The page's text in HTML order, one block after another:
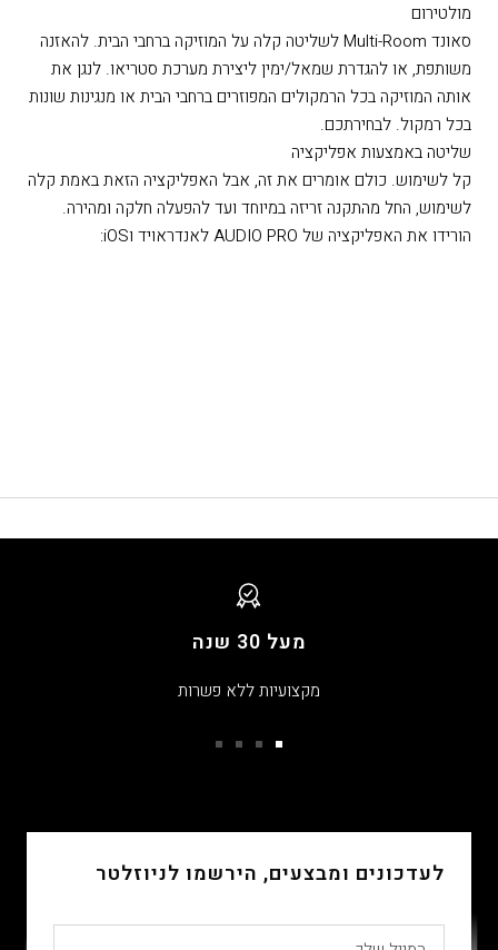
להעדפות ולחדר שלכם.
ה-A28 מוכן להתקנה על הקיר (המעמדים נמכרים בנפרד) אולם ימצא
את מקומו גם על מדף.
מולטירום
סאונד Multi-Room לשליטה קלה על המוזיקה ברחבי הבית. להאזנה
משותפת, או להגדרת שמאל/ימין ליצירת מערכת סטריאו. לנגן את
אותה המוזיקה בכל הרמקולים המפוזרים ברחבי הבית או מנגינות שונות
בכל רמקול. לבחירתכם.
שליטה באמצעות אפליקציה
מעל 30 שנה
שקופיתשקופית
שקופית
שקופית